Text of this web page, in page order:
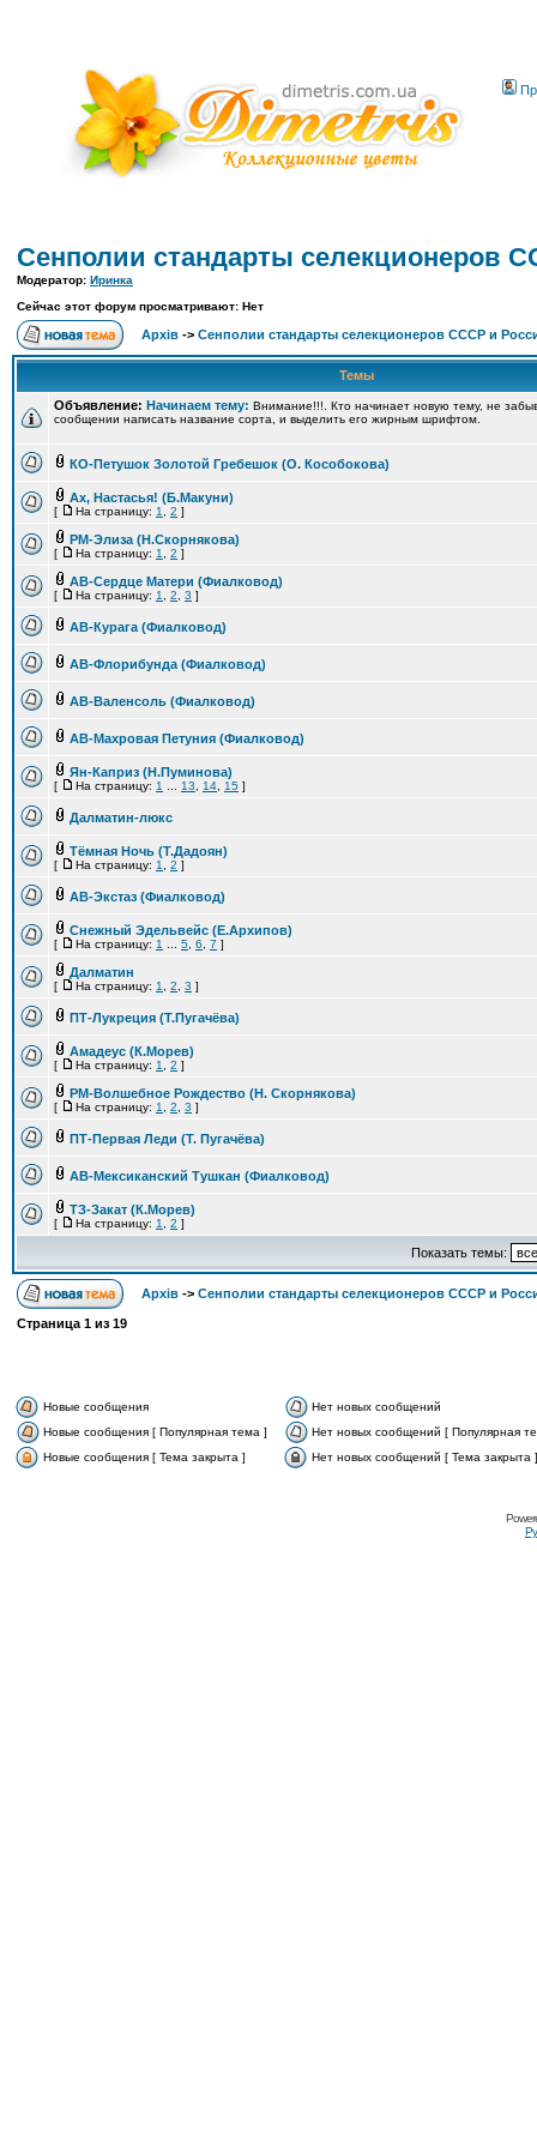
Сенполии стандарты селекционеров
Модератор: Иринка
Сейчас этот форум просматривают: Нет
Архів -> Сенполии стандарты селекционеров СССР и
Темы
Объявление: Начинаем тему: Внимание!!!. Кто начинает новую тему, не
сообщении написать название сорта, и выделить его жирным шрифтом.
КО-Петушок Золотой Гребешок (О. Кособокова)
Ах, Настасья! (Б.Макуни)
[ На страницу: 1 2 ]
РМ-Элиза (Н.Скорнякова)
[ На страницу: 1 2 ]
АВ-Сердце Матери (Фиалковод)
[ На страницу: 1 2 3 ]
АВ-Курага (Фиалковод)
АВ-Флорибунда (Фиалковод)
АВ-Валенсоль (Фиалковод)
АВ-Махровая Петуния (Фиалковод)
Ян-Каприз (Н.Пуминова)
[ На страницу: 1 13 14 15 ]
Далматин-люкс
Тёмная Ночь (Т.Дадоян)
[ На страницу: 1 2 ]
АВ-Экстаз (Фиалковод)
Снежный Эдельвейс (Е.Архипов)
[ На страницу: 1 5 6 7 ]
Далматин
[ На страницу: 1 2 3 ]
ПТ-Лукреция (Т.Пугачёва)
Амадеус (К.Морев)
[ На страницу: 1 2 ]
РМ-Волшебное Рождество (Н. Скорнякова)
[ На страницу: 1 2 3 ]
ПТ-Первая Леди (Т. Пугачёва)
АВ-Мексиканский Тушкан (Фиалковод)
ТЗ-Закат (К.Морев)
[ На страницу: 1 2 ]
Показать темы:
Архів -> Сенполии стандарты селекционеров СССР и
Страница 1 из 19
Новые сообщения
Нет новых сообщений
Новые сообщения [ Популярная тема ]
Нет новых сообщений [ Популярная
Новые сообщения [ Тема закрыта ]
Нет новых сообщений [ Тема закрыта ]